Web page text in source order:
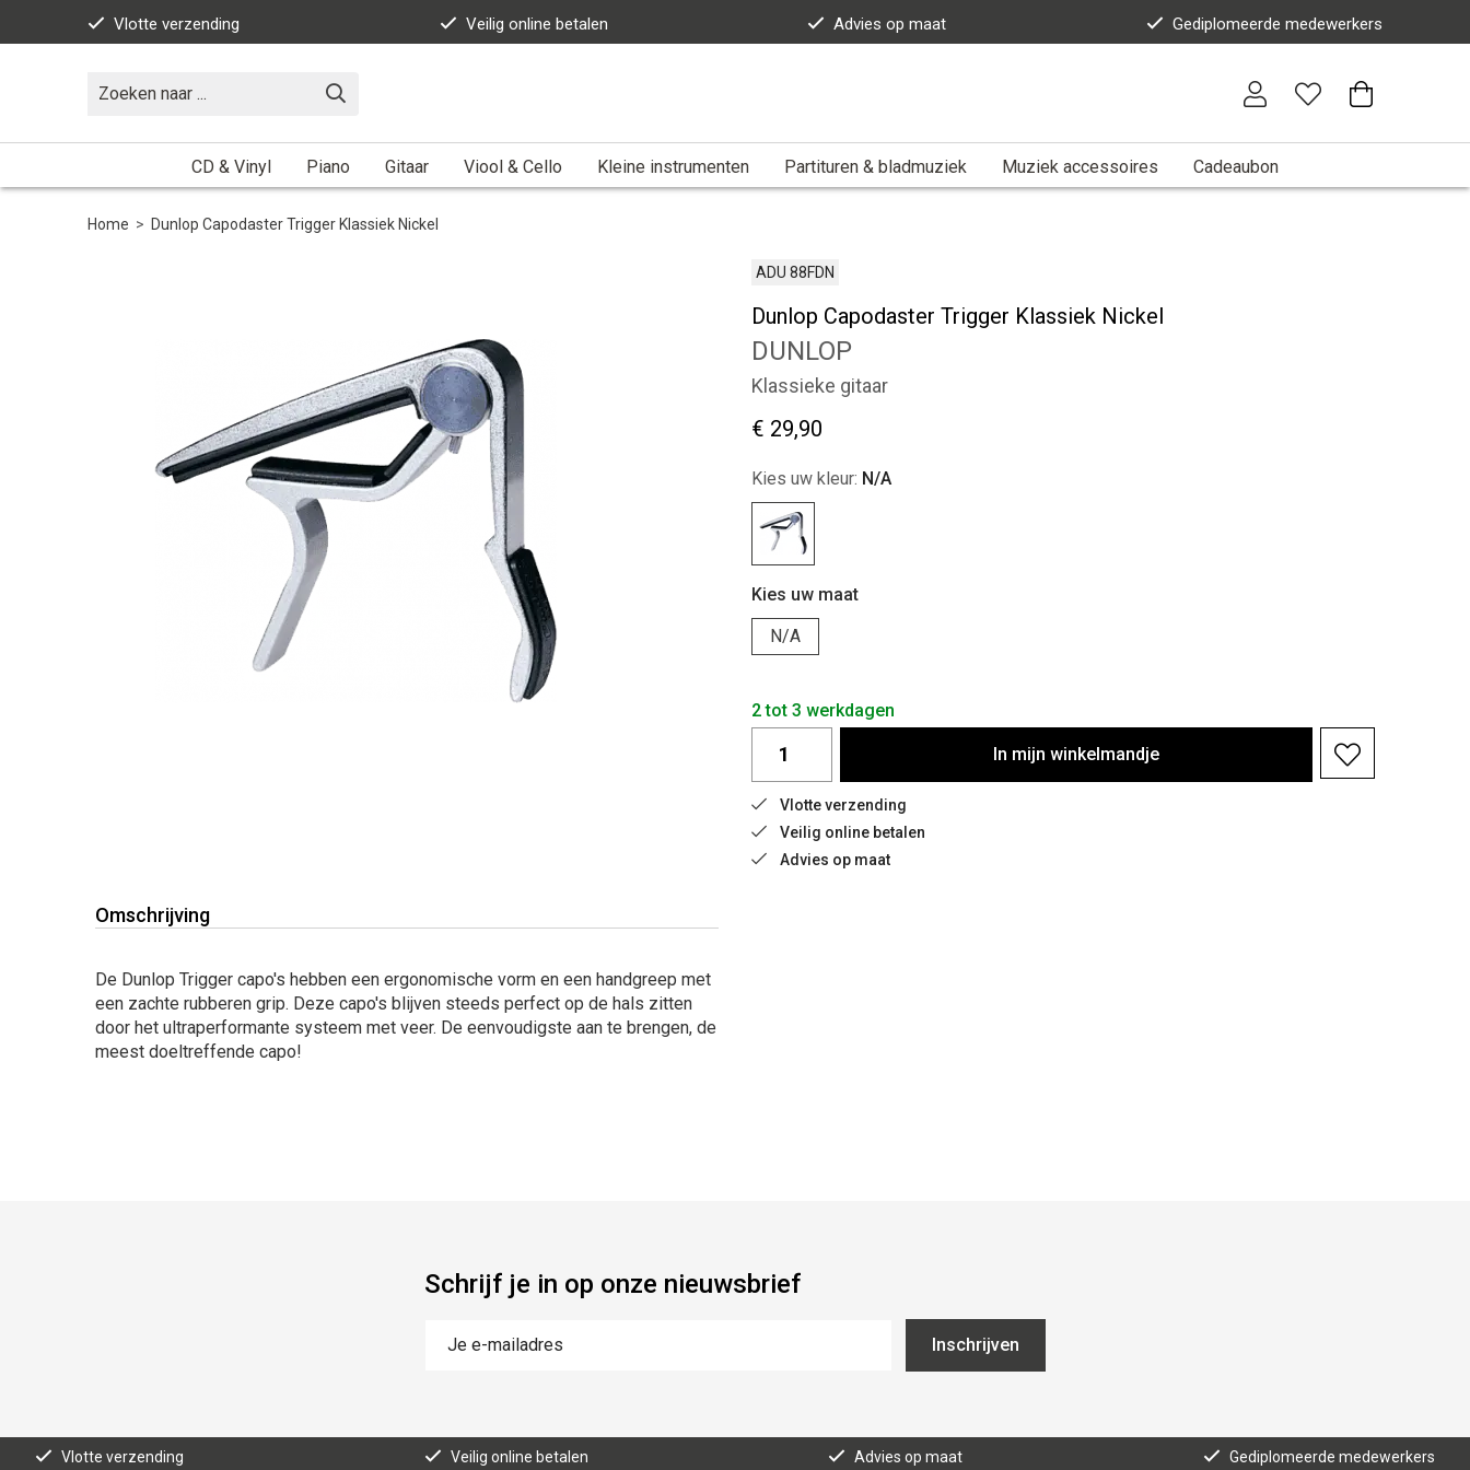
Vlotte verzending Veilig online betalen Advies op maat Gediplomeerde medewerkers
CD & Vinyl Piano Gitaar Viool & Cello Kleine instrumenten Partituren & bladmuziek Muziek accessoires Cadeaubon
Home > Dunlop Capodaster Trigger Klassiek Nickel
ADU 88FDN
Dunlop Capodaster Trigger Klassiek Nickel
DUNLOP
Klassieke gitaar
€ 29,90
Kies uw kleur: N/A
Kies uw maat
N/A
2 tot 3 werkdagen
In mijn winkelmandje
Vlotte verzending
Veilig online betalen
Advies op maat
Omschrijving
De Dunlop Trigger capo's hebben een ergonomische vorm en een handgreep met
een zachte rubberen grip. Deze capo's blijven steeds perfect op de hals zitten
door het ultraperformante systeem met veer. De eenvoudigste aan te brengen, de
meest doeltreffende capo!
Schrijf je in op onze nieuwsbrief
Inschrijven
Vlotte verzending Veilig online betalen Advies op maat Gediplomeerde medewerkers